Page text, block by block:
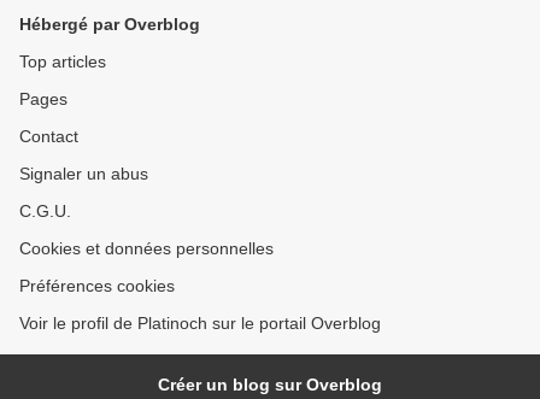
Hébergé par Overblog
Top articles
Pages
Contact
Signaler un abus
C.G.U.
Cookies et données personnelles
Préférences cookies
Voir le profil de Platinoch sur le portail Overblog
Créer un blog sur Overblog